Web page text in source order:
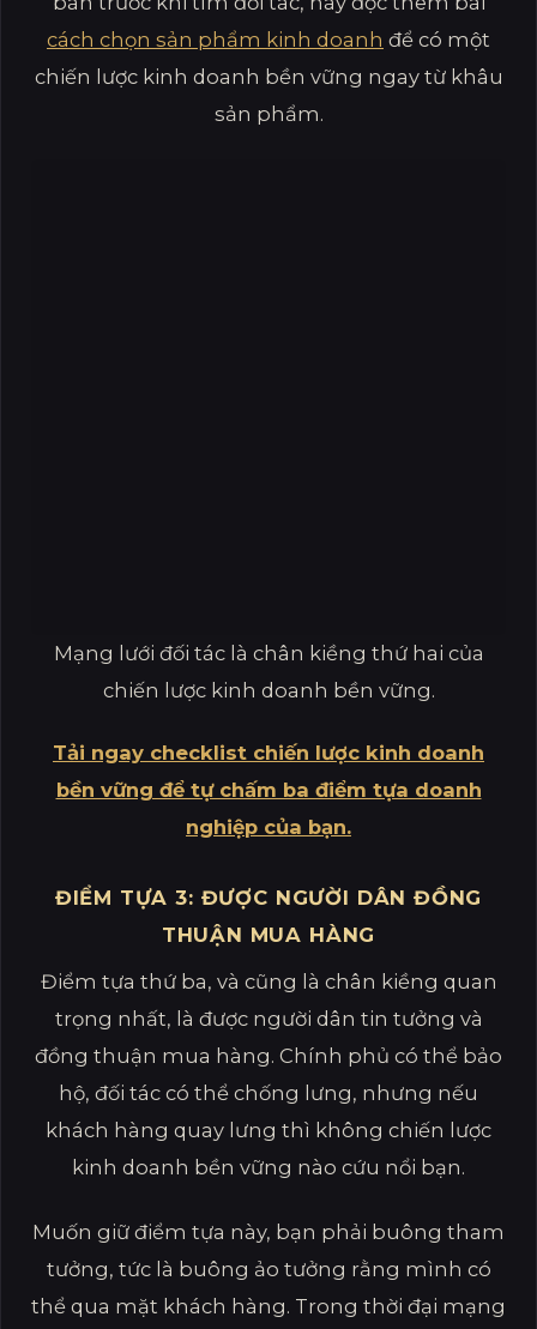
cách chọn sản phẩm kinh doanh để có một
chiến lược kinh doanh bền vững ngay từ khâu
sản phẩm.
Mạng lưới đối tác là chân kiềng thứ hai của
chiến lược kinh doanh bền vững.
Tải ngay checklist chiến lược kinh doanh
bền vững để tự chấm ba điểm tựa doanh
nghiệp của bạn.
ĐIỂM TỰA 3: ĐƯỢC NGƯỜI DÂN ĐỒNG
THUẬN MUA HÀNG
Điểm tựa thứ ba, và cũng là chân kiềng quan
trọng nhất, là được người dân tin tưởng và
đồng thuận mua hàng. Chính phủ có thể bảo
hộ, đối tác có thể chống lưng, nhưng nếu
khách hàng quay lưng thì không chiến lược
kinh doanh bền vững nào cứu nổi bạn.
Muốn giữ điểm tựa này, bạn phải buông tham
tưởng, tức là buông ảo tưởng rằng mình có
thể qua mặt khách hàng. Trong thời đại mạng